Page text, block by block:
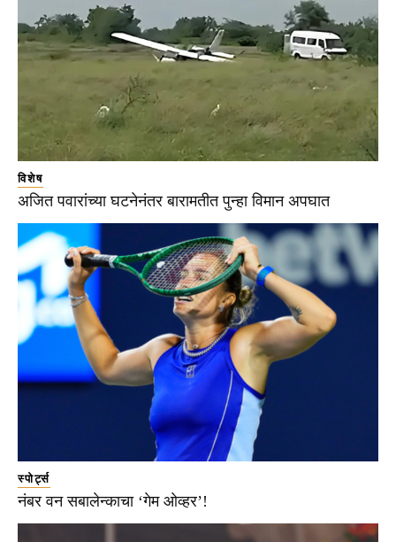
विशेष
अजित पवारांच्या घटनेनंतर बारामतीत पुन्हा विमान अपघात
स्पोर्ट्स
नंबर वन सबालेन्काचा ‘गेम ओव्हर’!